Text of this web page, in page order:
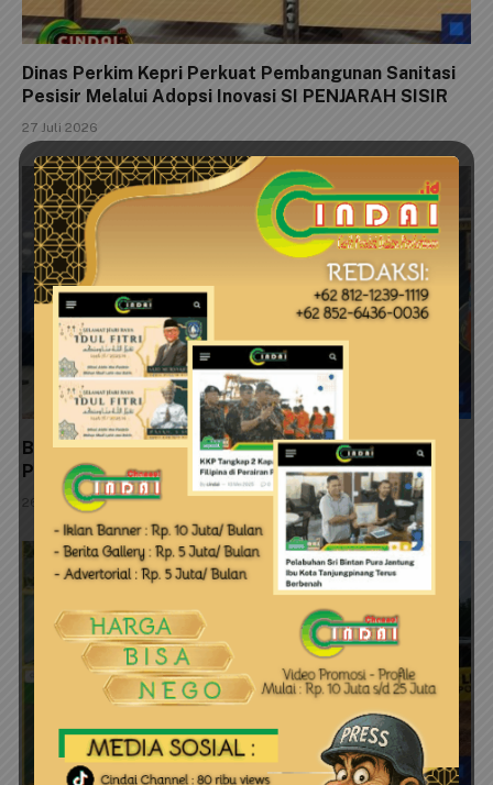
Dinas Perkim Kepri Perkuat Pembangunan Sanitasi
Pesisir Melalui Adopsi Inovasi SI PENJARAH SISIR
27 Juli 2026
Blue Lantern Foundation Gelar Forum Sinkronisasi
Pengelolaan TWP Timur Pulau Bintan
26 Juli 2026